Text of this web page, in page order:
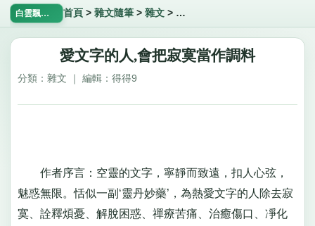
白雲飄飄網 首頁 >雜文隨筆 >雜文 > 愛文字的人,會把寂寞當作調料
愛文字的人,會把寂寞當作調料
分類：雜文 ｜ 編輯：得得9
作者序言：空靈的文字，寧靜而致遠，扣人心弦，
魅惑無限。恬似一副‘靈丹妙藥’，為熱愛文字的人除去寂
寞、詮釋煩憂、解脫困惑、禪療苦痛、治癒傷口、凈化